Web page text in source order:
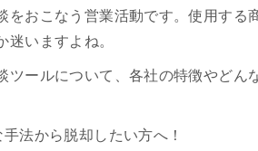
をおこなう営業活動です。使用する
いますよね。
ツールについて、各社の特徴やどん
法から脱却したい方へ！